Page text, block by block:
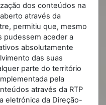
dos conteúdos na
através da
permitiu que, mesmo
pudessem aceder a
absolutamente
das suas
parte do território
pela
através da RTP
eletrónica da Direção-